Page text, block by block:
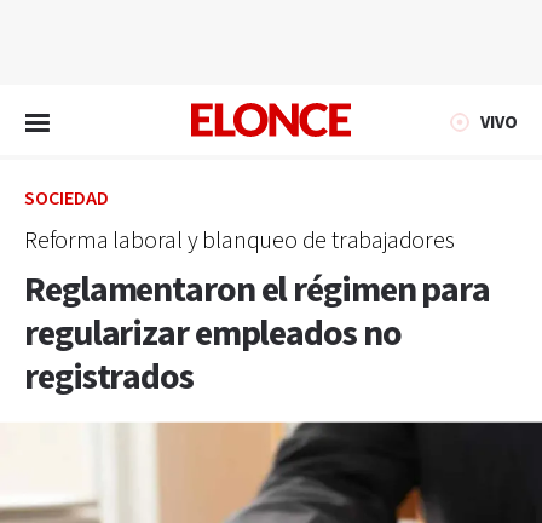
VIVO
SOCIEDAD
Reforma laboral y blanqueo de trabajadores
Reglamentaron el régimen para
regularizar empleados no
registrados